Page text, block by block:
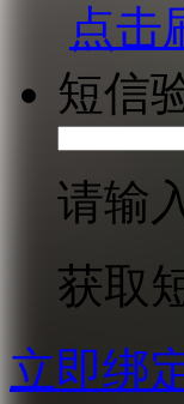
点击
短信
请输
获取
立即绑